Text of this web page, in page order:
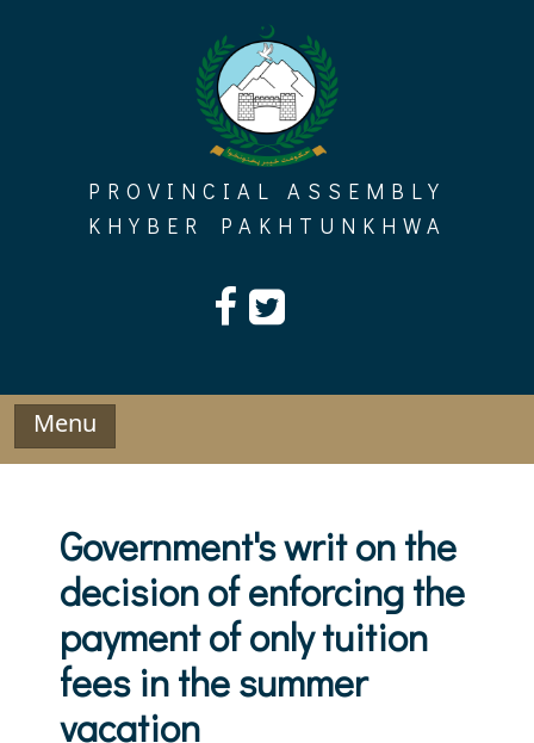
PROVINCIAL ASSEMBLY
KHYBER PAKHTUNKHWA
Menu
Government's writ on the
decision of enforcing the
payment of only tuition
fees in the summer
vacation